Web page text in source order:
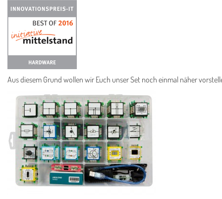
Aus diesem Grund wollen wir Euch unser Set noch einmal näher